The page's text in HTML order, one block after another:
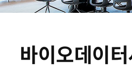
바이오데이